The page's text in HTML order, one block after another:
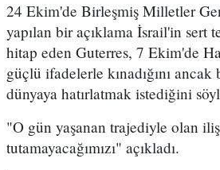
24 Ekim'de Birleşmiş Milletler
yapılan bir açıklama İsrail'in
hitap eden Guterres, 7 Ekim'de
güçlü ifadelerle kınadığını
dünyaya hatırlatmak istediğini
"O gün yaşanan trajediyle olan
tutamayacağımızı" açıkladı.